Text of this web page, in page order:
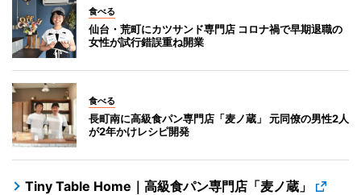
食べる
仙台・荒町にカツサンド専門店 コロナ禍で早期退職の
女性が試行錯誤重ね開業
食べる
長町南に高級食パン専門店「麦ノ蔵」 元同僚の男性2人
が2年かけレシピ開発
Tiny Table Home｜高級食パン専門店「麦ノ蔵」